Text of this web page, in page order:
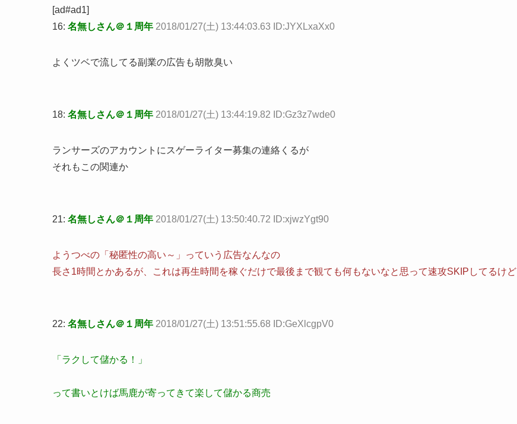
[ad#ad1]
16: 名無しさん＠１周年 2018/01/27(土) 13:44:03.63 ID:JYXLxaXx0
よくツベで流してる副業の広告も胡散臭い
18: 名無しさん＠１周年 2018/01/27(土) 13:44:19.82 ID:Gz3z7wde0
ランサーズのアカウントにスゲーライター募集の連絡くるが
それもこの関連か
21: 名無しさん＠１周年 2018/01/27(土) 13:50:40.72 ID:xjwzYgt90
ようつべの「秘匿性の高い～」っていう広告なんなの
長さ1時間とかあるが、これは再生時間を稼ぐだけで最後まで観ても何もないなと思って速攻SKIPしてるけど
22: 名無しさん＠１周年 2018/01/27(土) 13:51:55.68 ID:GeXlcgpV0
「ラクして儲かる！」
って書いとけば馬鹿が寄ってきて楽して儲かる商売